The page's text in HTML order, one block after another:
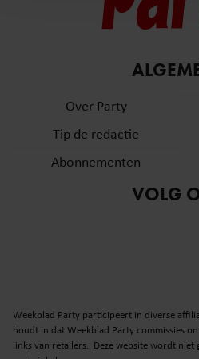
en om ons websiteverkeer te
informatie over uw gebruik van
partners kunnen deze
verzameld op basis van uw
gaat akkoord met onze cookies
Over Party
Tip de redactie
Abonnementen
VOLG
Weekblad Party participeert in diverse
houdt in dat Weekblad Party commissies
links van retailers. Deze website wordt niet